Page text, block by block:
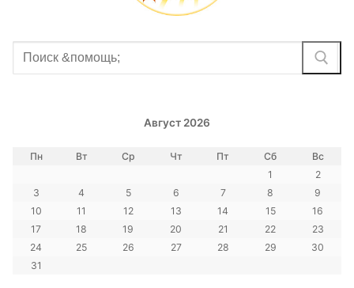
Найти:
Август 2026
Пн Вт Ср Чт Пт Сб
Вс
1
2
3
4 5 6 7 8
9
10
11 12 13 14 15
16
17
18 19 20 21 22
23
24
25 26 27 28 29
30
31